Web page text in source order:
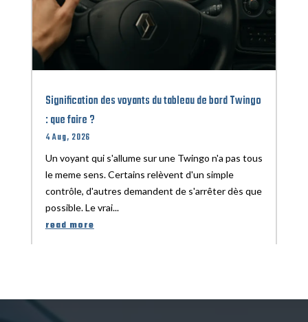
Signification des voyants du tableau de bord Twingo
: que faire ?
4 Aug, 2026
Un voyant qui s'allume sur une Twingo n'a pas tous
le meme sens. Certains relèvent d'un simple
contrôle, d'autres demandent de s'arrêter dès que
possible. Le vrai...
read more